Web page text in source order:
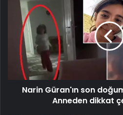
Güran'ın
doğum
günü
görüntüleri!
Anneden
dikkat
çeken
sözlerNarin Güran'ın son
Anneden dikkat